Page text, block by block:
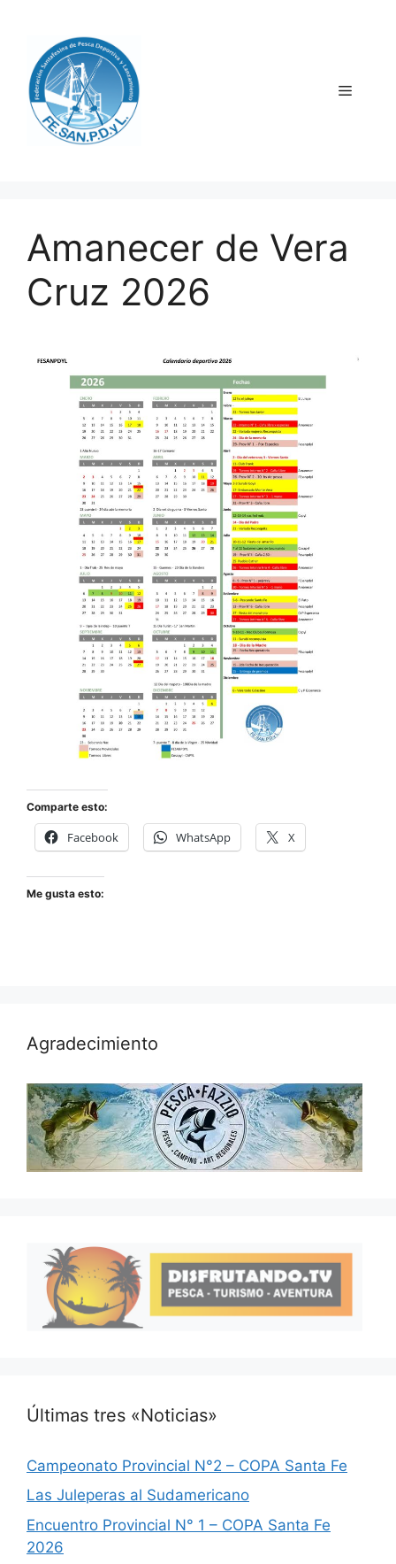
contenido
Menú
Amanecer de Vera
Cruz 2026
Comparte esto:
Facebook WhatsApp X
Me gusta esto:
Agradecimiento
Últimas tres «Noticias»
Campeonato Provincial N°2 – COPA Santa Fe
Las Juleperas al Sudamericano
Encuentro Provincial N° 1 – COPA Santa Fe
2026